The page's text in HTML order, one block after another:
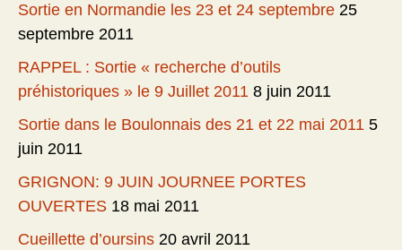
Sortie en Normandie les 23 et 24 septembre 25
septembre 2011
RAPPEL : Sortie « recherche d’outils
préhistoriques » le 9 Juillet 2011 8 juin 2011
Sortie dans le Boulonnais des 21 et 22 mai 2011 5
juin 2011
GRIGNON: 9 JUIN JOURNEE PORTES
OUVERTES 18 mai 2011
Cueillette d’oursins 20 avril 2011